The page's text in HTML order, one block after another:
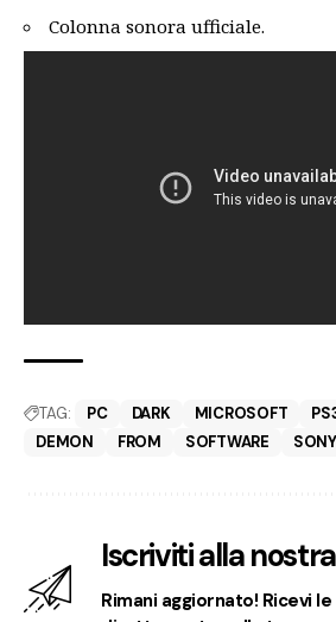
Colonna sonora ufficiale.
TAG: PC DARK MICROSOFT
DEMON
FROM SOFTWARE SONY
Iscriviti alla
Rimani aggiornato! Ricevi